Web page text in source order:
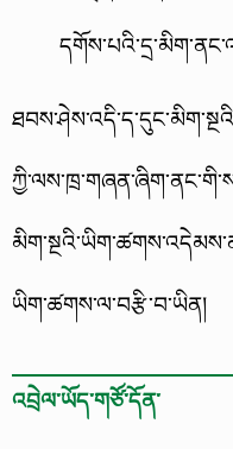
ཡིག་ཚགས་ལ་བརྩི་བ་ཡིན།
འབྲེལ་ཡོད་གཙོ་དོན་